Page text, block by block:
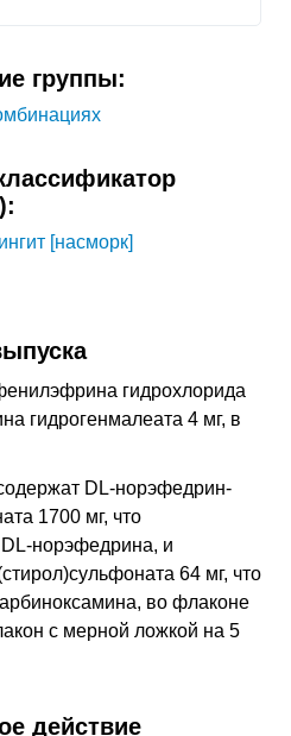
группы:
[насморк]
гидрохлорида
гидрогенмалеата 4 мг, в
DL-норэфедрин-
1700 мг, что
норэфедрина, и
64 мг, что
во флаконе
с мерной ложкой на 5
действие